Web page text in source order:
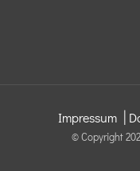
Impressum |
© Copyright